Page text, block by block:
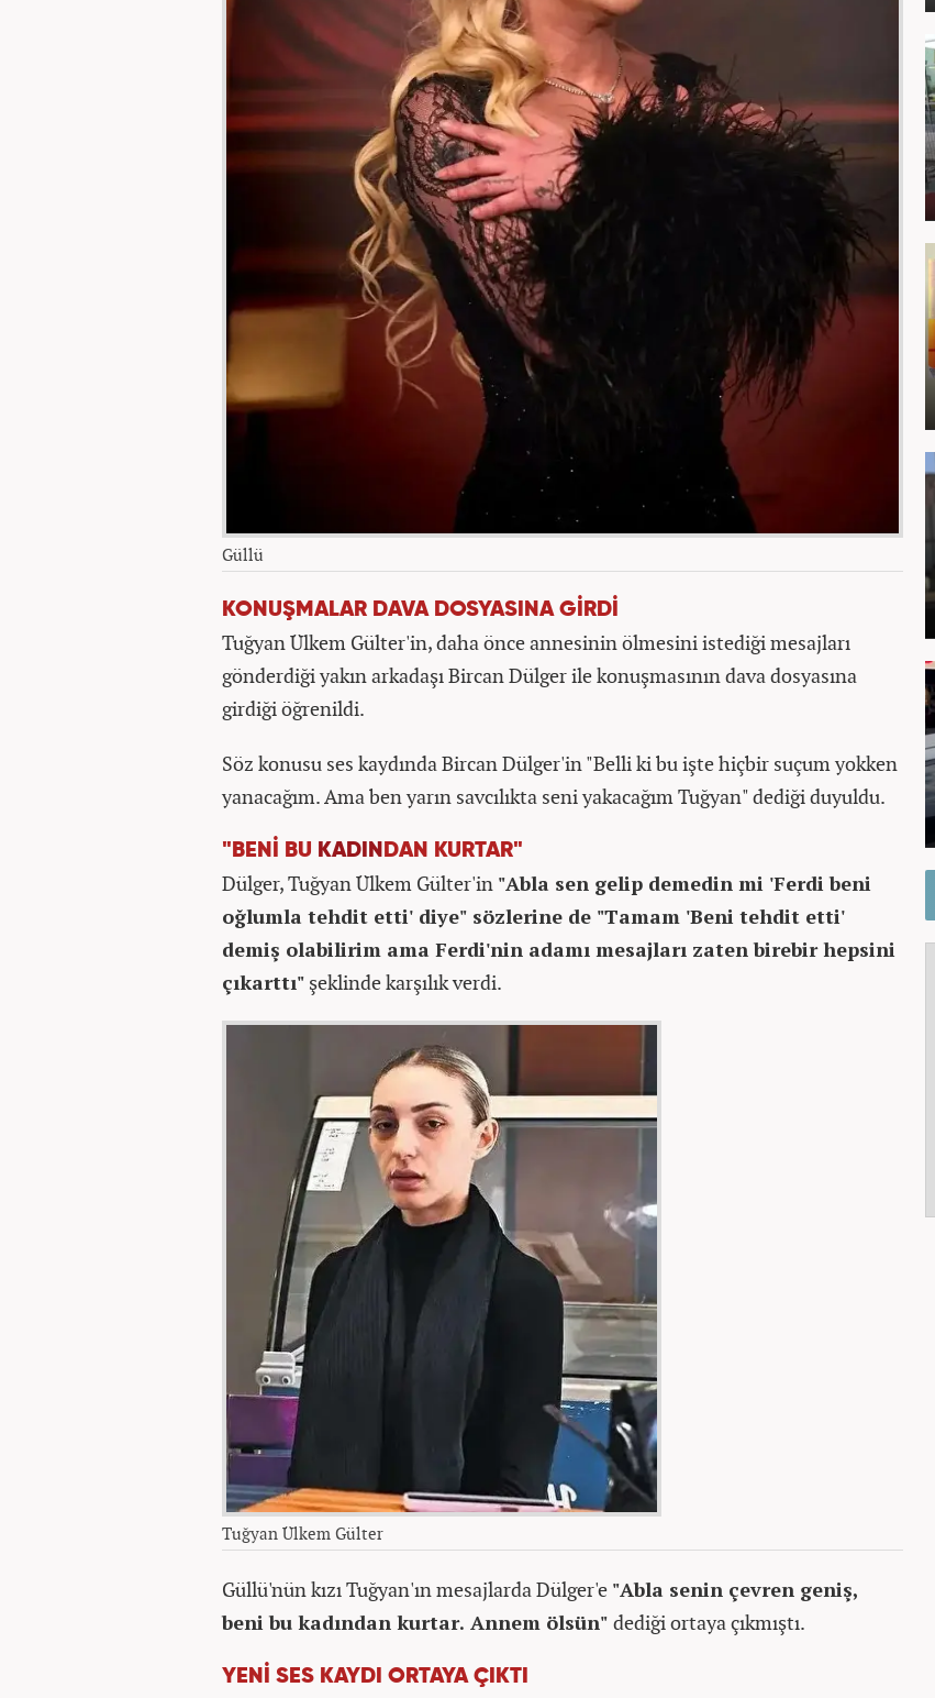
Güllü
KONUŞMALAR DAVA DOSYASINA GİRDİ
Tuğyan Ülkem Gülter'in, daha önce annesinin ölmesini istediği mesajları
gönderdiği yakın arkadaşı Bircan Dülger ile konuşmasının dava dosyasına
girdiği öğrenildi.
Söz konusu ses kaydında Bircan Dülger'in "Belli ki bu işte hiçbir suçum yokken
yanacağım. Ama ben yarın savcılıkta seni yakacağım Tuğyan" dediği duyuldu.
"BENİ BU KADIN DAN KURTAR"
Dülger, Tuğyan Ülkem Gülter'in "Abla sen gelip demedin mi 'Ferdi beni
oğlumla tehdit etti' diye" sözlerine de "Tamam 'Beni tehdit etti'
demiş olabilirim ama Ferdi'nin adamı mesajları zaten birebir hepsini
çıkarttı" şeklinde karşılık verdi.
Tuğyan Ülkem Gülter
Güllü'nün kızı Tuğyan'ın mesajlarda Dülger'e "Abla senin çevren geniş,
beni bu kadından kurtar. Annem ölsün" dediği ortaya çıkmıştı.
YENİ SES KAYDI ORTAYA ÇIKTI